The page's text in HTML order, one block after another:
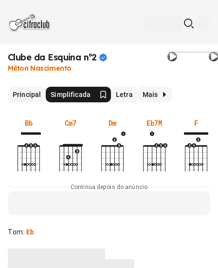
Clube da Esquina nº2
Milton Nascimento
Principal Simplificada Letra Mais
Bb Cm7 Dm Eb7M F
Continua depois do anúncio
Tom: Eb